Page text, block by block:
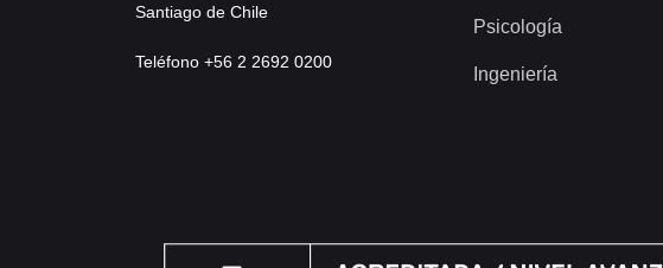
Santiago de Chile
Teléfono +56 2 2692 0200
Psicología
Ingeniería